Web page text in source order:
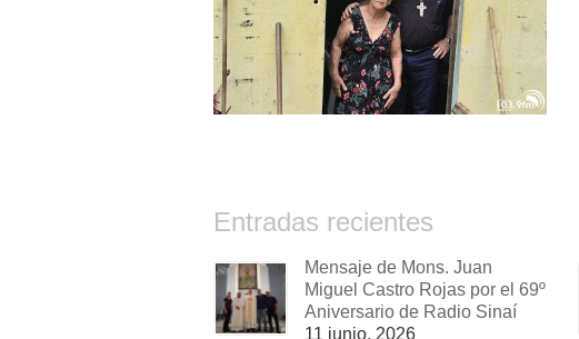
Entradas recientes
Mensaje de Mons. Juan
Miguel Castro Rojas por el 69º
Aniversario de Radio Sinaí
11 junio, 2026